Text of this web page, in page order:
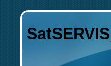
SatSERVIS_